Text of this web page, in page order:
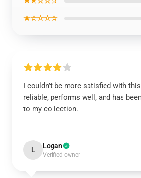
★☆☆☆☆
I couldn’t be more satisfied with this
reliable, performs well, and has
to my collection.
L Logan
Verified owner